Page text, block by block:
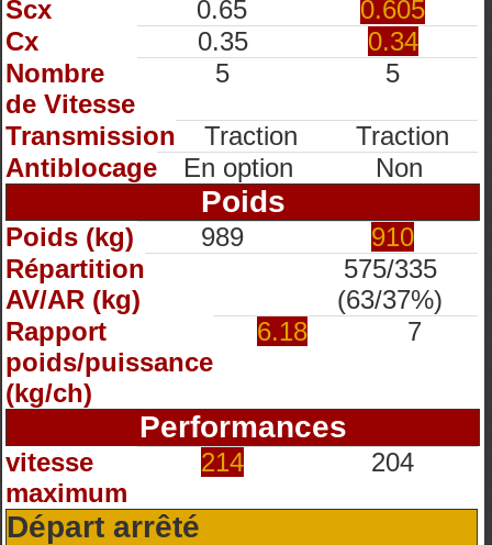
Scx 0.65
0.605
Cx
0.35
0.34
Nombre
de Vitesse
5 5
Transmission Traction
Traction
Antiblocage
En option Non
Poids
Poids (kg) 989
910
Répartition
AV/AR (kg)
575/335
(63/37%)
Rapport
poids/puissance
(kg/ch)
6.18 7
Performances
vitesse
maximum
214 204
Départ arrêté